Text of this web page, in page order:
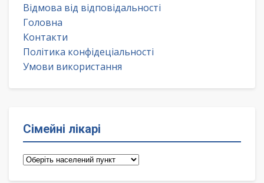
Відмова від відповідальності
Головна
Контакти
Політика конфідеціальності
Умови використання
Сімейні лікарі
Сімейні